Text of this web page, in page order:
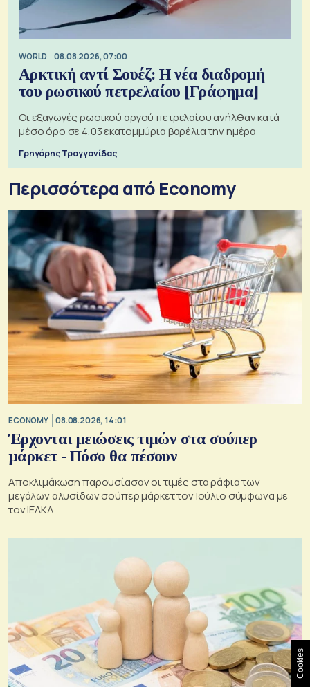
WORLD 08.08.2026, 07:00
Αρκτική αντί Σουέζ: Η νέα διαδρομή
του ρωσικού πετρελαίου [Γράφημα]
Οι εξαγωγές ρωσικού αργού πετρελαίου ανήλθαν κατά
μέσο όρο σε 4,03 εκατομμύρια βαρέλια την ημέρα
Γρηγόρης Τραγγανίδας
Περισσότερα από Economy
ECONOMY 08.08.2026, 14:01
Έρχονται μειώσεις τιμών στα σούπερ
μάρκετ - Πόσο θα πέσουν
Αποκλιμάκωση παρουσίασαν οι τιμές στα ράφια των
μεγάλων αλυσίδων σούπερ μάρκετ τον Ιούλιο σύμφωνα με
τον ΙΕΛΚΑ
Cookies